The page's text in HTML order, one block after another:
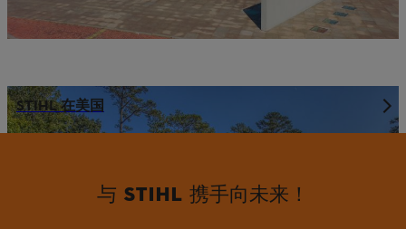
STIHL 在美国
与 STIHL 携手向未来！